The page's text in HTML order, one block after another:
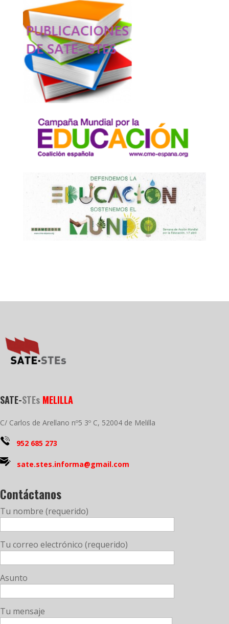
SATE-STEs MELILLA
C/ Carlos de Arellano nº5 3º C, 52004 de Melilla
952 685 273
sate.stes.informa@gmail.com
Contáctanos
Tu nombre (requerido)
Tu correo electrónico (requerido)
Asunto
Tu mensaje